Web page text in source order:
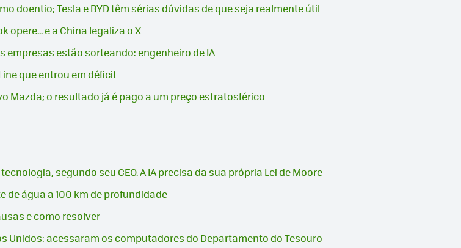
doentio; Tesla e BYD têm sérias dúvidas de que seja realmente útil
opere... e a China legaliza o X
empresas estão sorteando: engenheiro de IA
que entrou em déficit
Mazda; o resultado já é pago a um preço estratosférico
segundo seu CEO. A IA precisa da sua própria Lei de Moore
de água a 100 km de profundidade
e como resolver
Unidos: acessaram os computadores do Departamento do Tesouro